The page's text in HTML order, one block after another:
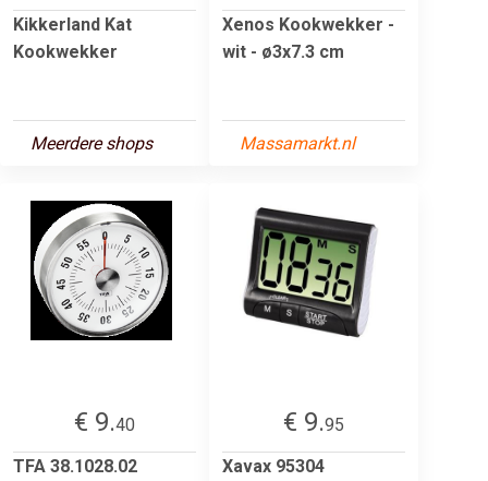
Kikkerland Kat
Kookwekker
Meerdere shops
Xenos Kookwekker -
wit - ø3x7.3 cm
Massamarkt.nl
€ 9.40
TFA 38.1028.02
€ 9.95
Xavax 95304